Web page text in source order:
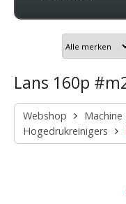
Lans 160p
Webshop
Hogedrukreinigers